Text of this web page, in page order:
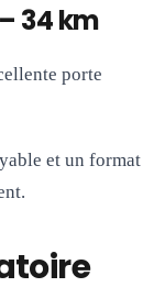
34 km
porte
et un format